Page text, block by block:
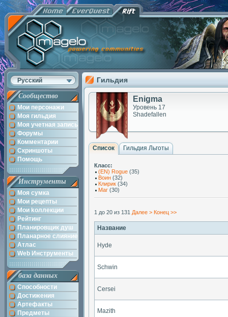
Русский
Сообщество
Мои персонажи
Моя гильдия
Моя учетная запись
Форумы
Комментарии
Скриншоты
Помощь
Инструменты
Моя сумка
Мои рецепты
Мои kоллекции
Рейтинг
Планировщик душ
Планарное слияние
Атлас
Web Инструменты
база данных
Способности
Достижения
Артефакты
Предметы
Гильдия
Enigma
Уровень 17
Shadefallen
Список Гильдия Льготы
Класс:
(EN) Rogue (35)
Воин (32)
Клирик (34)
Маг (30)
1 до 20 из 131 Далее > Конец >>
Название
Hyde
Schwin
Cersei
Mazith